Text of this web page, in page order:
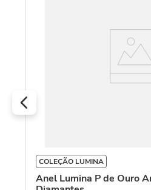
COLEÇÃO LUMINA
Anel Lumina P de Ouro